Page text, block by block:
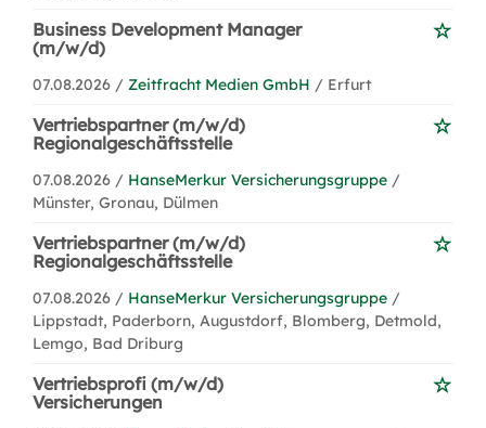
Business Development Manager
(m/w/d)
07.08.2026 / Zeitfracht Medien GmbH / Erfurt
Vertriebspartner (m/w/d)
Regionalgeschäftsstelle
07.08.2026 / HanseMerkur Versicherungsgruppe /
Münster, Gronau, Dülmen
Vertriebspartner (m/w/d)
Regionalgeschäftsstelle
07.08.2026 / HanseMerkur Versicherungsgruppe /
Lippstadt, Paderborn, Augustdorf, Blomberg, Detmold,
Lemgo, Bad Driburg
Vertriebsprofi (m/w/d)
Versicherungen